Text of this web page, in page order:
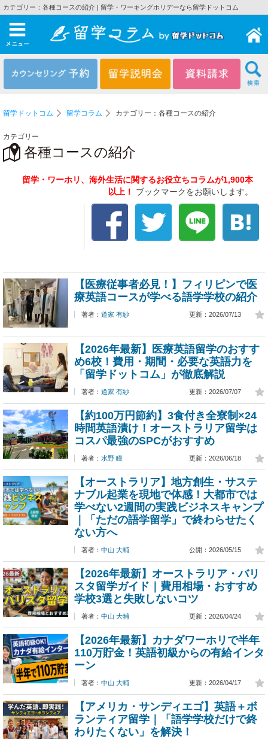
カテゴリー：各種コースの紹介 | 留学・ワーキングホリデーなら留学ドットコム
メニュー
留学ドットコム 留学コラム カテゴリー：各種コースの紹介
カテゴリー
各種コースの紹介
留学・ワーホリ、海外生活に関するお役立ちコラムが1,900本
以上！ ブックマークをお願いします。
【医療従事者必見！】フィリピンで医
療英語コースが学べる語学学校の紹介
更新：2026/07/13
著者： 道家 有紗
【2026年最新】医療英語留学のおすす
め6校！費用・期間・必要な英語力を
「留学ドットコム」が徹底解説
更新：2026/07/07
著者： 道家 有紗
【約100万円節約】3食付き全寮制×24
時間英語漬け！オーストラリア留学は
コスパ最強のSPCがおすすめ
更新：2026/06/18
著者： 水野 瞳
【オーストラリア】地方創生・サステ
ナブル起業を現地で体感！大都市では
学べない2週間の実践ビジネスキャンプ
｜「ただの語学留学」で終わらせたく
ない方へ
公開：2026/05/15
著者： 中山 大輔
【2026年最新】オーストラリア・バリ
スタ留学ガイド｜費用相場・おすすめ
学校3選と失敗しないコツ
更新：2026/04/24
著者： 中山 大輔
【2026年最新】カナダワーホリで半年
110万貯金！英語初級からの有給インタ
ーン
更新：2026/04/17
著者： 中山 大輔
【アメリカ・サンディエゴ】英語＋ボ
ランティア留学｜「語学学校だけで終
わりたくない」を解決！